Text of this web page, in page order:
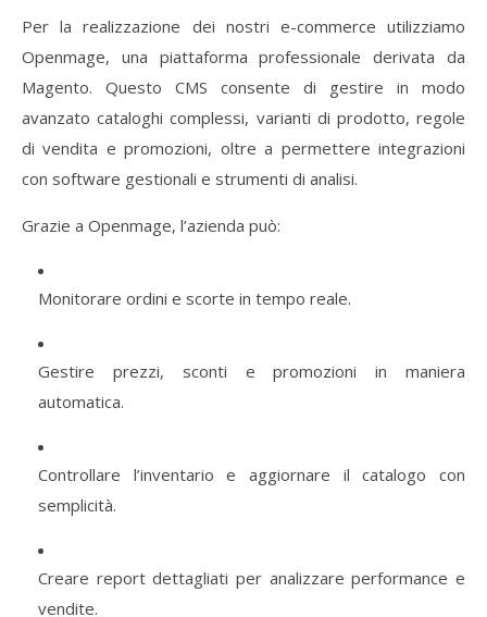
Perlarealizzazione dei nostri e-commerceutilizziamo
Openmage, una piattaformaprofessionalederivatada
Magento. Questo CMS consente di gestire in modo
avanzatocataloghicomplessi, varianti di prodotto,regole
divendita epromozioni, oltrea permettereintegrazioni
con software gestionali e strumenti di analisi.
Grazie a Openmage, l’azienda può:
Monitorare ordini e scorte in tempo reale.
Gestire prezzi, sconti epromozioniinmaniera
automatica.
Controllare l’inventarioeaggiornare ilcatalogocon
semplicità.
Creare reportdettagliatiper analizzareperformancee
vendite.